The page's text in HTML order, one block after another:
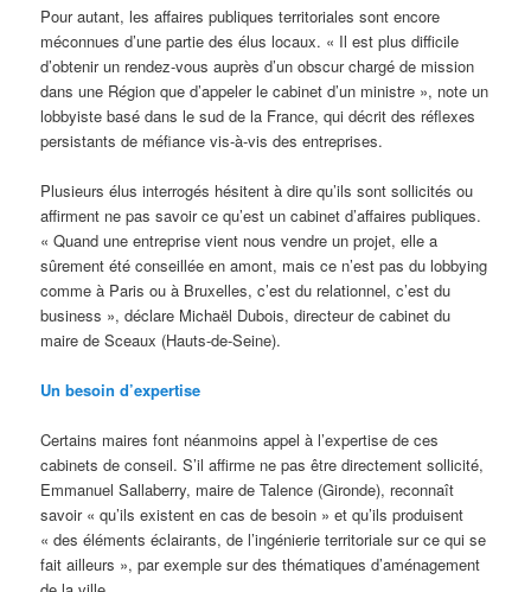
Pour autant, les affaires publiques territoriales sont encore
méconnues d’une partie des élus locaux. « Il est plus difficile
d’obtenir un rendez-vous auprès d’un obscur chargé de mission
dans une Région que d’appeler le cabinet d’un ministre », note un
lobbyiste basé dans le sud de la France, qui décrit des réflexes
persistants de méfiance vis-à-vis des entreprises.
Plusieurs élus interrogés hésitent à dire qu’ils sont sollicités ou
affirment ne pas savoir ce qu’est un cabinet d’affaires publiques.
« Quand une entreprise vient nous vendre un projet, elle a
sûrement été conseillée en amont, mais ce n’est pas du lobbying
comme à Paris ou à Bruxelles, c’est du relationnel, c’est du
business », déclare Michaël Dubois, directeur de cabinet du
maire de Sceaux (Hauts-de-Seine).
Un besoin d’expertise
Certains maires font néanmoins appel à l’expertise de ces
cabinets de conseil. S’il affirme ne pas être directement sollicité,
Emmanuel Sallaberry, maire de Talence (Gironde), reconnaît
savoir « qu’ils existent en cas de besoin » et qu’ils produisent
« des éléments éclairants, de l’ingénierie territoriale sur ce qui se
fait ailleurs », par exemple sur des thématiques d’aménagement